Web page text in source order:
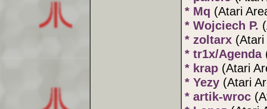
* Mq (Atari
* Wojciech P.
* zoltarx (Atari
* tr1x/Agenda
* krap (Atari
* Yezy (Atari
* artik-wroc